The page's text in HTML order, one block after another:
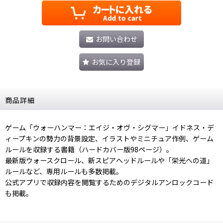
お問い合わせ
お気に入り登録
商品詳細
ゲーム「ウォーハンマー：エイジ・オヴ・シグマー」イドネス・デ
ィープキンの勢力の背景設定、イラストやミニチュア作例、ゲーム
ルールを収録する書籍（ハードカバー版98ページ）。
最新版ウォースクロール、新スピアヘッドルールや「栄光への道」
ルールなど、専用ルールも多数掲載。
公式アプリで収録内容を閲覧するためのデジタルアンロックコード
も掲載。